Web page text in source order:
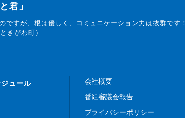
君」
ですが、根は優しく、コミュニケーション力は抜群です！
きがわ町）
ュール 会社概要
番組審議会報告
プライバシーポリシー